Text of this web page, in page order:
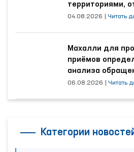
территориями,
наибольшее
04.08.2026 Читать
Махалли для
приёмов
анализа
06.08.2026 Читать
Категории